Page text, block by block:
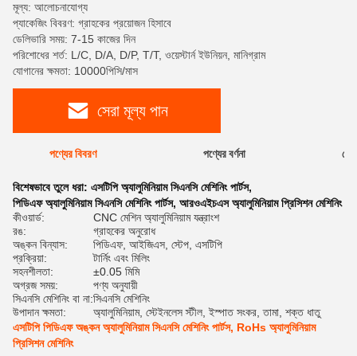
মূল্য: আলোচনাযোগ্য
প্যাকেজিং বিবরণ: গ্রাহকের প্রয়োজন হিসাবে
ডেলিভারি সময়: 7-15 কাজের দিন
পরিশোধের শর্ত: L/C, D/A, D/P, T/T, ওয়েস্টার্ন ইউনিয়ন, মানিগ্রাম
যোগানের ক্ষমতা: 10000পিসি/মাস
সেরা মূল্য পান
পণ্যের বিবরণ পণ্যের বর্ণনা
বিশেষভাবে তুলে ধরা: এসটিপি অ্যালুমিনিয়াম সিএনসি মেশিনিং পার্টস,
পিডিএফ অ্যালুমিনিয়াম সিএনসি মেশিনিং পার্টস, আরওএইচএস অ্যালুমিনিয়াম প্রিসিশন মেশিনিং
কীওয়ার্ড:
CNC মেশিন অ্যালুমিনিয়াম যন্ত্রাংশ
রঙ:
গ্রাহকের অনুরোধ
অঙ্কন বিন্যাস:
পিডিএফ, আইজিএস, স্টেপ, এসটিপি
প্রক্রিয়া:
টার্নিং এবং মিলিং
সহনশীলতা:
±0.05 মিমি
অগ্রজ সময়:
পণ্য অনুযায়ী
সিএনসি মেশিনিং বা না:সিএনসি মেশিনিং
উপাদান ক্ষমতা:
অ্যালুমিনিয়াম, স্টেইনলেস স্টীল, ইস্পাত সংকর, তামা, শক্ত ধাতু
এসটিপি পিডিএফ অঙ্কন অ্যালুমিনিয়াম সিএনসি মেশিনিং পার্টস, RoHs অ্যালুমিনিয়াম
প্রিসিশন মেশিনিং